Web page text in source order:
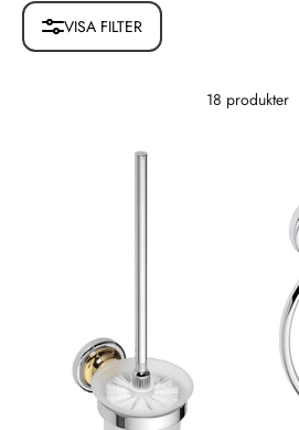
VISA FILTER
18 produkter